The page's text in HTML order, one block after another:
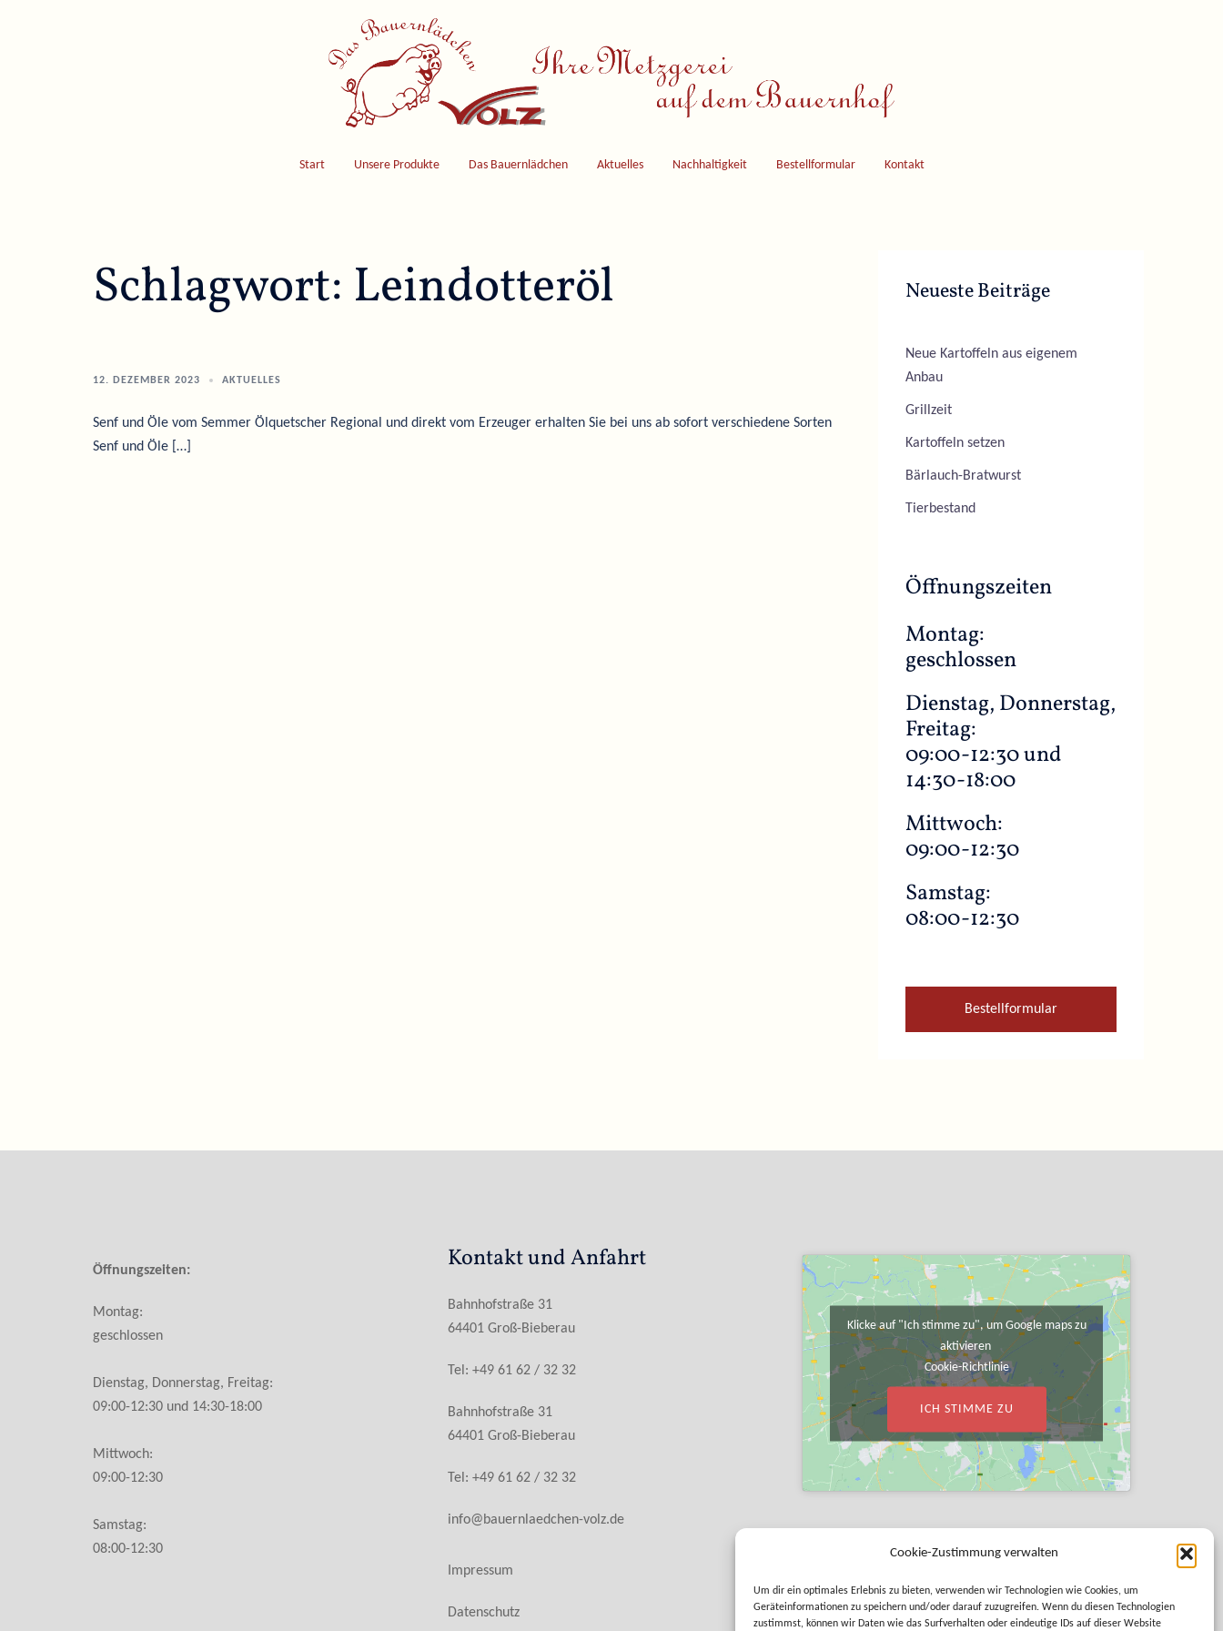
Cookie-Zustimmung verwalten
Um dir ein optimales Erlebnis zu bieten, verwenden wir Technologien wie Cookies, um
Geräteinformationen zu speichern und/oder darauf zuzugreifen. Wenn du diesen Technologien
zustimmst, können wir Daten wie das Surfverhalten oder eindeutige IDs auf dieser Website
Start Unsere Produkte Das Bauernlädchen Aktuelles Nachhaltigkeit Bestellformular Kontakt
Schlagwort: Leindotteröl
12. DEZEMBER 2023 AKTUELLES
Senf und Öle vom Semmer Ölquetscher Regional und direkt vom Erzeuger erhalten Sie bei uns ab sofort verschiedene Sorten
Senf und Öle […]
Neueste Beiträge
Neue Kartoffeln aus eigenem
Anbau
Grillzeit
Kartoffeln setzen
Bärlauch-Bratwurst
Tierbestand
Öffnungszeiten
Montag:
geschlossen
Dienstag, Donnerstag,
Freitag:
09:00-12:30 und
14:30-18:00
Mittwoch:
09:00-12:30
Samstag:
08:00-12:30
Bestellformular
Öffnungszeiten:
Montag:
geschlossen
Dienstag, Donnerstag, Freitag:
09:00-12:30 und 14:30-18:00
Mittwoch:
09:00-12:30
Samstag:
08:00-12:30
Kontakt und Anfahrt
Bahnhofstraße 31
64401 Groß-Bieberau
Tel: +49 61 62 / 32 32
Bahnhofstraße 31
64401 Groß-Bieberau
Tel: +49 61 62 / 32 32
info@bauernlaedchen-volz.de
Impressum
Datenschutz
Klicke auf "Ich stimme zu", um Google maps zu
aktivieren
Cookie-Richtlinie
ICH STIMME ZU